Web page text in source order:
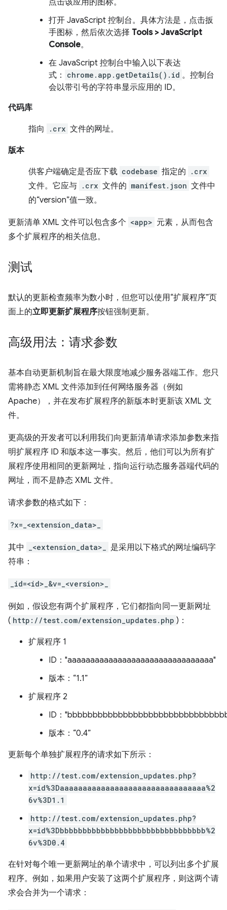
点击该应用的图标。
打开 JavaScript 控制台。具体方法是，点击扳
手图标，然后依次选择 Tools > JavaScript
Console。
在 JavaScript 控制台中输入以下表达
式：
chrome.app.getDetails().id 。控制台
会以带引号的字符串显示应用的 ID。
代码库
指向 .crx 文件的网址。
版本
供客户端确定是否应下载 codebase 指定的 .crx
文件。它应与 .crx 文件的 manifest.json 文件中
的“version”值一致。
更新清单 XML 文件可以包含多个 <app> 元素，从而包含
多个扩展程序的相关信息。
测试
默认的更新检查频率为数小时，但您可以使用“扩展程序”页
面上的立即更新扩展程序按钮强制更新。
高级用法：请求参数
基本自动更新机制旨在最大限度地减少服务器端工作。您只
需将静态 XML 文件添加到任何网络服务器（例如
Apache），并在发布扩展程序的新版本时更新该 XML 文
件。
更高级的开发者可以利用我们向更新清单请求添加参数来指
明扩展程序 ID 和版本这一事实。然后，他们可以为所有扩
展程序使用相同的更新网址，指向运行动态服务器端代码的
网址，而不是静态 XML 文件。
请求参数的格式如下：
?x=_<extension_data>_
其中 _<extension_data>_
是采用以下格式的网址编码字
符串：
_id=<id>_&v=_<version>_
例如，假设您有两个扩展程序，它们都指向同一更新网址
( http://test.com/extension_updates.php )：
扩展程序 1
ID："aaaaaaaaaaaaaaaaaaaaaaaaaaaaaaaa"
版本：“1.1”
扩展程序 2
ID：
版本：“0.4”
更新每个单独扩展程序的请求如下所示：
http://test.com/extension_updates.php?
x=id%3Daaaaaaaaaaaaaaaaaaaaaaaaaaaaaaaa%2
6v%3D1.1
http://test.com/extension_updates.php?
x=id%3Dbbbbbbbbbbbbbbbbbbbbbbbbbbbbbbbb%2
6v%3D0.4
在针对每个唯一更新网址的单个请求中，可以列出多个扩展
程序。例如，如果用户安装了这两个扩展程序，则这两个请
求会合并为一个请求：